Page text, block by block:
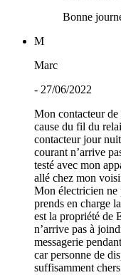
Bonne
M
Marc
- 27/06/2022
Mon contacteur
cause du fil du
contacteur jour
courant n’arrive
testé avec mon
allé chez mon
Mon électricien ne
prends en charge
est la propriété de
n’arrive pas à
messagerie
car personne de
suffisamment